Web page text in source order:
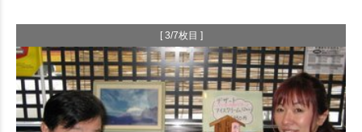
[ 3/7枚目 ]